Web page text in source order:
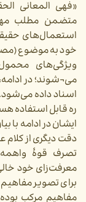
«فهی المعانی
متضمن مطلب
استعمال‌های
خود به موضوع
ویژگی‌های
می¬شوند؛ در
اسناد داده می‌شود.
ره قابل استفاده
ایشان در ادامه با
دقت دیگری از کلام
تصرف قوۀ
معرفت‌زای خود
برای تصویر مفاهیم
مفاهیم مرکب